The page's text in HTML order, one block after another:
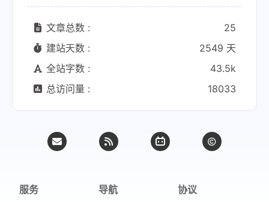
文章总数 :
25
建站天数 :
2549 天
全站字数 :
43.5k
总访问量 :
18033
服务 导航 协议